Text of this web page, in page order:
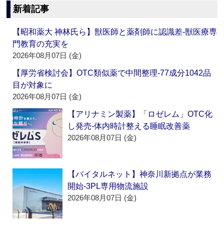
新着記事
【昭和薬大 神林氏ら】獣医師と薬剤師に認識差‐獣医療専
門教育の充実を
2026年08月07日 (金)
【厚労省検討会】OTC類似薬で中間整理‐77成分1042品
目が対象に
2026年08月07日 (金)
【アリナミン製薬】「ロゼレム」OTC化
し発売‐体内時計整える睡眠改善薬
2026年08月07日 (金)
【バイタルネット】神奈川新拠点が業務
開始‐3PL専用物流施設
2026年08月07日 (金)